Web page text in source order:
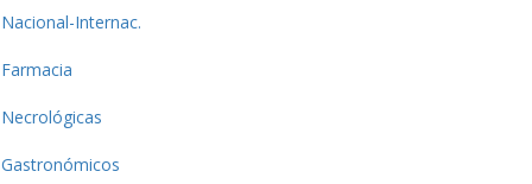
Nacional-Internac.
Farmacia
Necrológicas
Gastronómicos